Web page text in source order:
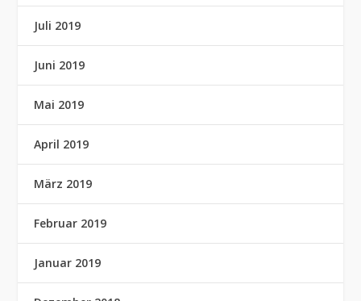
Juli 2019
Juni 2019
Mai 2019
April 2019
März 2019
Februar 2019
Januar 2019